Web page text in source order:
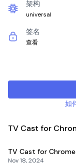
架构
universal
签名
查看
如
TV Cast for
TV Cast for
Nov 18, 2024